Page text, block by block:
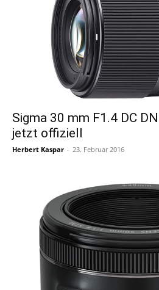
Sigma 30 mm F1.4 DC
jetzt offiziell
Herbert Kaspar - 23. Februar 2016